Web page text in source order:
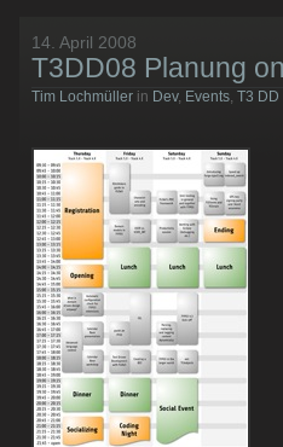
14. April 2008
T3DD08 Planung
Tim Lochmüller in Dev, Events, T3 DD